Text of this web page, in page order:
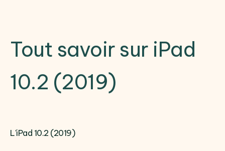
Tout savoir sur iPad
10.2 (2019)
L'iPad 10.2 (2019)